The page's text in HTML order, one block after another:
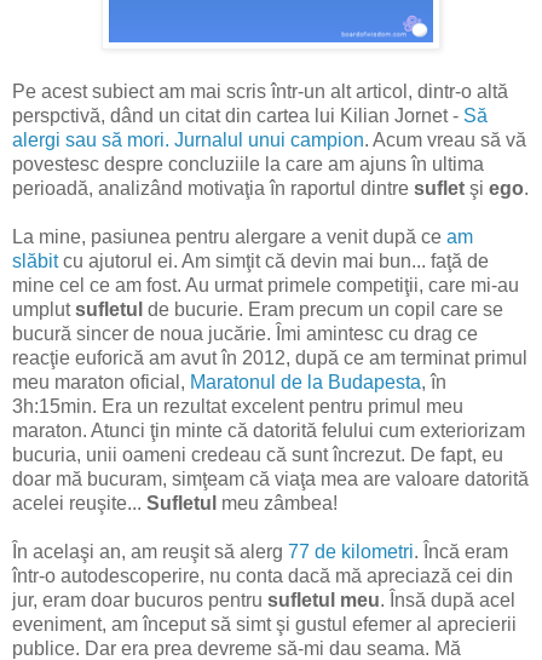
Pe acest subiect am mai scris într-un alt articol, dintr-o altă
perspctivă, dând un citat din cartea lui Kilian Jornet - Să
alergi sau să mori. Jurnalul unui campion. Acum vreau să vă
povestesc despre concluziile la care am ajuns în ultima
perioadă, analizând motivaţia în raportul dintre suflet şi ego.
La mine, pasiunea pentru alergare a venit după ce am
slăbitcu ajutorul ei. Am simţit că devin mai bun... faţă de
mine cel ce am fost. Au urmat primele competiţii, care mi-au
umplutsufletul de bucurie. Eram precum un copil care se
bucură sincer de noua jucărie. Îmi amintesc cu drag ce
reacţie euforică am avut în 2012, după ce am terminat primul
meu maraton oficial, Maratonul de la Budapesta, în
3h:15min. Era un rezultat excelent pentru primul meu
maraton. Atunci ţin minte că datorită felului cum exteriorizam
bucuria, unii oameni credeau că sunt încrezut. De fapt, eu
doar mă bucuram, simţeam că viaţa mea are valoare datorită
acelei reuşite... Sufletul meu zâmbea!
În acelaşi an, am reuşit să alerg 77 de kilometri. Încă eram
într-o autodescoperire, nu conta dacă mă apreciază cei din
jur, eram doar bucuros pentru sufletul meu. Însă după acel
eveniment, am început să simt şi gustul efemer al aprecierii
publice. Dar era prea devreme să-mi dau seama. Mă